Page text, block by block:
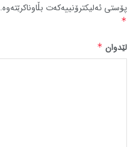
پۆستی ئەلیکترۆنییەکەت بڵاوناکرێتەوە.
*
لێدوان *